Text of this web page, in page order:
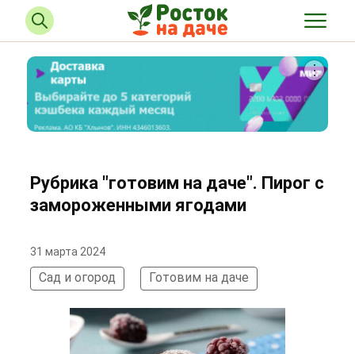
Рубрика "готовим на даче". Пирог с
замороженными ягодами
31 марта 2024
Сад и огород Готовим на даче